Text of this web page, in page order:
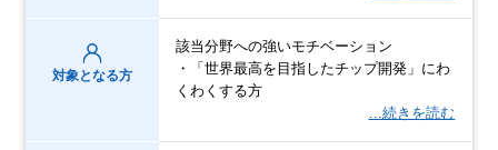
対象となる方
該当分野への強いモチベーション
・「世界最高を目指したチップ開発」にわ
くわくする方
…続きを読む